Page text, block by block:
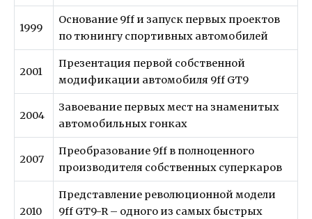
1999
Основание 9ff и запуск первых проектов
по тюнингу спортивных автомобилей
2001
Презентация первой собственной
модификации автомобиля 9ff GT9
2004
Завоевание первых мест на знаменитых
автомобильных гонках
2007
Преобразование 9ff в полноценного
производителя собственных суперкаров
2010
Представление революционной модели
9ff GT9-R – одного из самых быстрых